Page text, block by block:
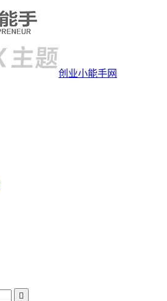
创业小能手网
